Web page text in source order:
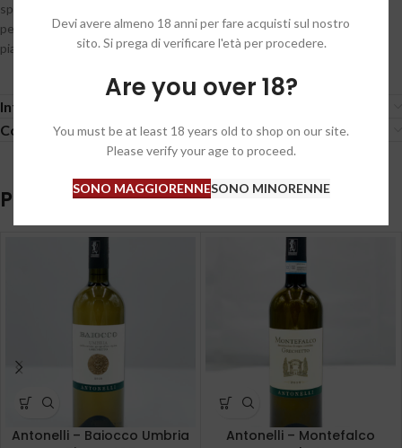
Devi avere almeno 18 anni per fare acquisti sul nostro
sito. Si prega di verificare l'età per procedere.
Are you over 18?
You must be at least 18 years old to shop on our site.
Please verify your age to proceed.
SONO MAGGIORENNESONO MINORENNE
spezie e burro. Bocca minerale, di pietra focaia, cremosa e ricca,
perfettamente bilanciata per regalare sorso dopo sorso una
piacevolezza infinita. Finale lungo, persistente, sapido.
Informazioni aggiuntive
Condizioni generali / General conditions
Prodotti correlati
Antonelli – Baiocco Umbria
Antonelli – Montefalco